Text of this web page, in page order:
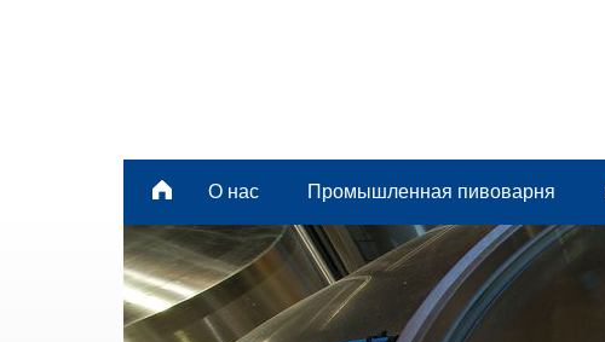
О нас Промышленная пивоварня